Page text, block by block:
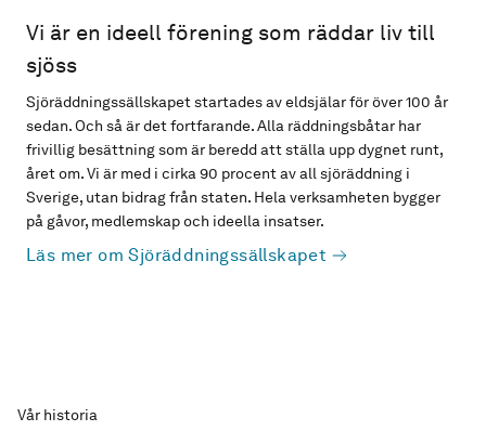
Vi är en ideell förening som räddar liv till
sjöss
Sjöräddningssällskapet startades av eldsjälar för över 100 år
sedan. Och så är det fortfarande. Alla räddningsbåtar har
frivillig besättning som är beredd att ställa upp dygnet runt,
året om. Vi är med i cirka 90 procent av all sjöräddning i
Sverige, utan bidrag från staten. Hela verksamheten bygger
på gåvor, medlemskap och ideella insatser.
Läs mer om Sjöräddningssällskapet
Vår historia